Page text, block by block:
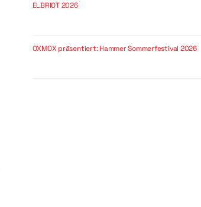
ELBRIOT 2026
OXMOX präsentiert: Hammer Sommerfestival 2026